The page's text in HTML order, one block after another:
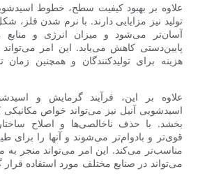
علاوه بر بهبود کیفیت سطح، خطوط
تولید نیز مزایایی دارند. با نرم شدن فلز،
آسان‌تر می‌شود و میزان انرژی و منابع
پایین‌دستی کاهش می‌یابد. این امر
هزینه برای تولیدکنندگان و همچنین زمان
علاوه بر این، فرآیند گرمایش و
اسیدشویی آنیل نیز می‌تواند خواص مکانیکی
بخشد. با حذف ناخالصی‌ها و اصلاح ساختار
قوی‌تر و بادوام‌تر می‌شوند و آنها را برای
مناسب‌تر می‌کند. این امر می‌تواند منجر به
می‌تواند در صنایع مختلف مورد استفاده قرار